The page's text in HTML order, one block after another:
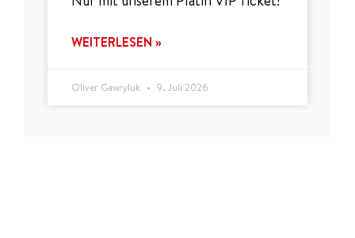
WEITERLESEN »
Oliver Gawryluk 9. Juli 2026